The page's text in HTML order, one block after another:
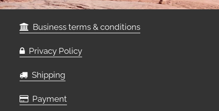
Business terms & conditions
Privacy Policy
Shipping
Payment